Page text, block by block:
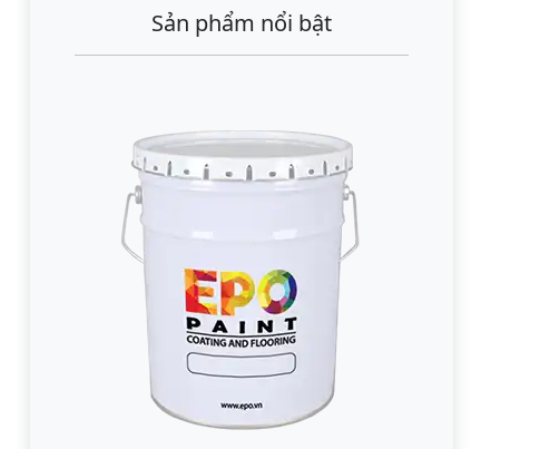
Sản phẩm nổi bật